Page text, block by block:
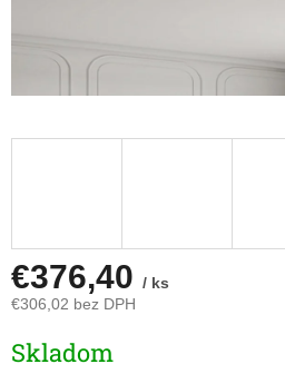
€376,40 / ks
€306,02 bez DPH
cena:
Skladom